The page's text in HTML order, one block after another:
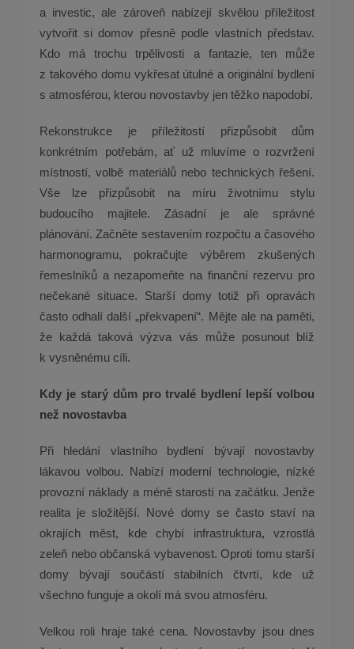
a investic, ale zároveň nabízejí skvělou příležitost
vytvořit si domov přesně podle vlastních představ.
Kdo má trochu trpělivosti a fantazie, ten může
z takového domu vykřesat útulné a originální bydlení
s atmosférou, kterou novostavby jen těžko napodobí.
Rekonstrukce je příležitostí přizpůsobit dům
konkrétním potřebám, ať už mluvíme o rozvržení
místností, volbě materiálů nebo technických řešení.
Vše lze přizpůsobit na míru životnímu stylu
budoucího majitele. Zásadní je ale správné
plánování. Začněte sestavením rozpočtu a časového
harmonogramu, pokračujte výběrem zkušených
řemeslníků a nezapomeňte na finanční rezervu pro
nečekané situace. Starší domy totiž při opravách
často odhalí další „překvapení“. Mějte ale na paměti,
že každá taková výzva vás může posunout blíž
k vysněnému cíli.
Kdy je starý dům pro trvalé bydlení lepší volbou
než novostavba
Při hledání vlastního bydlení bývají novostavby
lákavou volbou. Nabízí moderní technologie, nízké
provozní náklady a méně starostí na začátku. Jenže
realita je složitější. Nové domy se často staví na
okrajích měst, kde chybí infrastruktura, vzrostlá
zeleň nebo občanská vybavenost. Oproti tomu starší
domy bývají součástí stabilních čtvrtí, kde už
všechno funguje a okolí má svou atmosféru.
Velkou roli hraje také cena. Novostavby jsou dnes